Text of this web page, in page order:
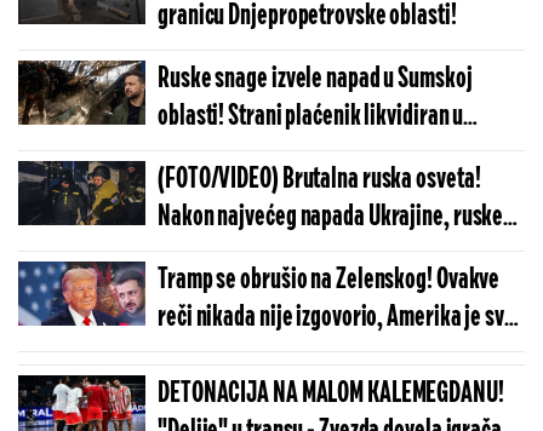
granicu Dnjepropetrovske oblasti!
Ruske snage izvele napad u Sumskoj
oblasti! Strani plaćenik likvidiran u
Zaporožju!
(FOTO/VIDEO) Brutalna ruska osveta!
Nakon najvećeg napada Ukrajine, ruske
snage izvele snažan udar na Kijev – ima
mrtvih
Tramp se obrušio na Zelenskog! Ovakve
reči nikada nije izgovorio, Amerika je sve
vreme ovo znala o ukrajinskom lideru!
DETONACIJA NA MALOM KALEMEGDANU!